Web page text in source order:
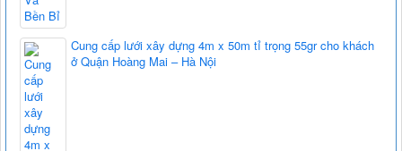
Cung cấp lưới xây dựng 4m x 50m tỉ trọng 55gr cho khách
ở Quận Hoàng Mai – Hà Nội